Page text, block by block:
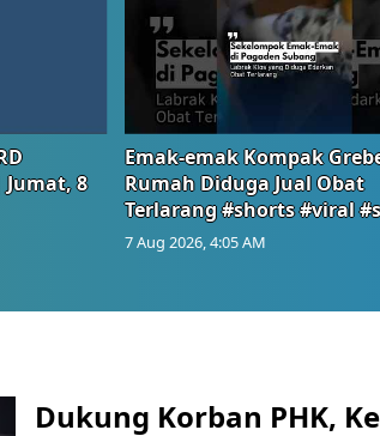
Jumat, 8
Emak-emak Kompak
Rumah Diduga Jual Obat
Terlarang #shorts #viral
7 Aug 2026, 4:05 AM
Dukung Korban PHK,